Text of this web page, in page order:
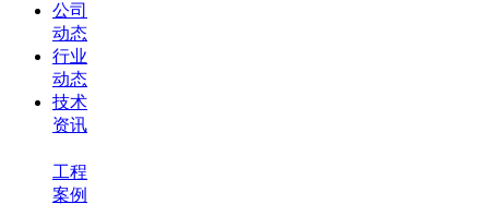
公司
动态
行业
动态
技术
资讯
工程
案例